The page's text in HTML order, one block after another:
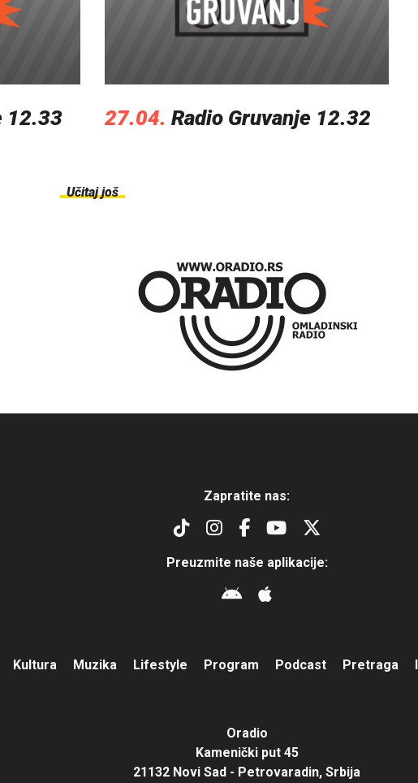
12.33 27.04. Radio Gruvanje 12.32
Učitaj još
Zapratite nas:
Preuzmite naše aplikacije:
Kultura Muzika Lifestyle Program Podcast Pretraga
Oradio
Kamenički put 45
21132 Novi Sad - Petrovaradin, Srbija